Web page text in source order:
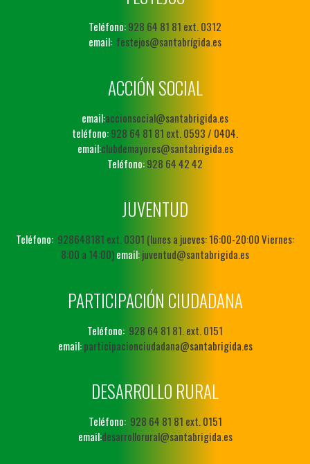
Teléfono:928 64 81 81 ext. 0312
email: festejos@santabrígida.es
ACCIÓN SOCIAL
email:accionsocial@santabrigida.es
teléfono:928 64 81 81 ext. 0593 / 0404.
email:clubdemayores@santabrigida.es
Teléfono:928 64 42 42
JUVENTUD
Teléfono: 928648181 ext. 0301 (lunes a jueves: 16:00-20:00 Viernes:
8:00 a 14:00)email:juventud@santabrigida.es
PARTICIPACIÓN CIUDADANA
Teléfono: 928 64 81 81. ext. 0151
email:participacionciudadana@santabrigida.es
DESARROLLO RURAL
Teléfono:928 64 81 81 ext. 0151
email:desarrollorural@santabrigida.es